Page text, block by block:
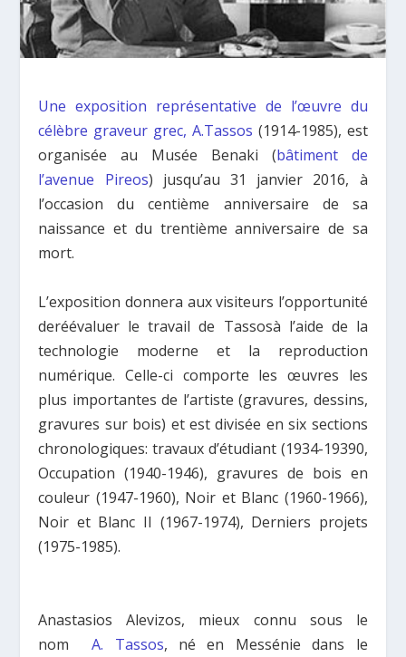
Une exposition représentative de l’œuvre du
célèbre graveur grec, A.Tassos (1914-1985), est
organisée au Musée Benaki (bâtiment de
l’avenue Pireos) jusqu’au 31 janvier 2016, à
l’occasion du centième anniversaire de sa
naissance et du trentième anniversaire de sa
mort.
L’exposition donnera aux visiteurs l’opportunité
deréévaluer le travail de Tassosà l’aide de la
technologie moderne et la reproduction
numérique. Celle-ci comporte les œuvres les
plus importantes de l’artiste (gravures, dessins,
gravures sur bois) et est divisée en six sections
chronologiques: travaux d’étudiant (1934-19390,
Occupation (1940-1946), gravures de bois en
couleur (1947-1960), Noir et Blanc (1960-1966),
Noir et Blanc II (1967-1974), Derniers projets
(1975-1985).
Anastasios Alevizos, mieux connu sous le
nomA. Tassos, né en Messénie dans le